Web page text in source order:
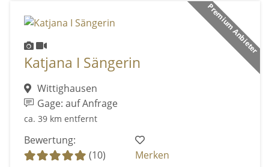
Premium Anbieter
Katjana I Sängerin
Wittighausen
Gage: auf Anfrage
ca. 39 km entfernt
Bewertung:
(10)
Merken